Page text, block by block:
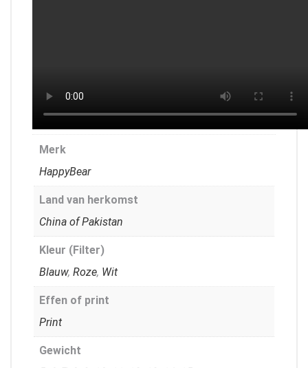
Merk
HappyBear
Land van herkomst
China of Pakistan
Kleur (Filter)
Blauw, Roze, Wit
Effen of print
Print
Gewicht